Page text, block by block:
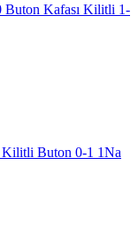
Buton Kafası Kilitli 1-
Kilitli Buton 0-1 1Na